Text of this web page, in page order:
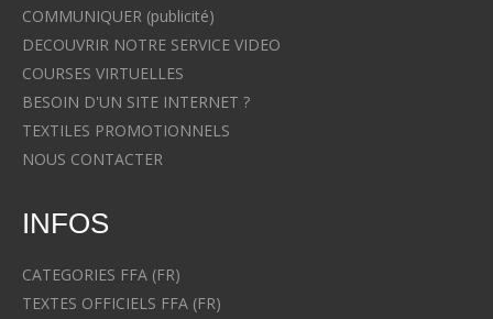
COMMUNIQUER (publicité)
DECOUVRIR NOTRE SERVICE VIDEO
COURSES VIRTUELLES
BESOIN D'UN SITE INTERNET ?
TEXTILES PROMOTIONNELS
NOUS CONTACTER
INFOS
CATEGORIES FFA (FR)
TEXTES OFFICIELS FFA (FR)